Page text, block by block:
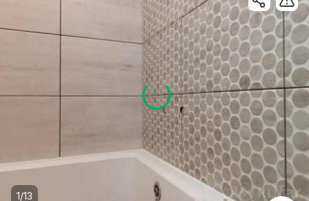
1/13